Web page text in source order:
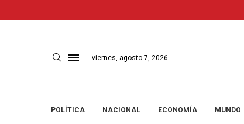
viernes, agosto 7, 2026
POLÍTICA NACIONAL ECONOMÍA MUNDO